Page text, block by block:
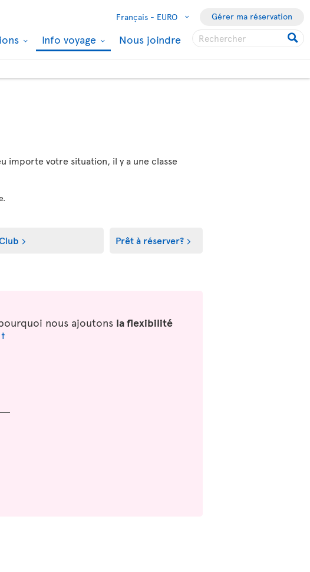
Français - EURO Gérer ma réservation
Info voyage Nous joindre
importe votre situation, il y a une classe
Prêt à réserver?
nous ajoutons la flexibilité
†